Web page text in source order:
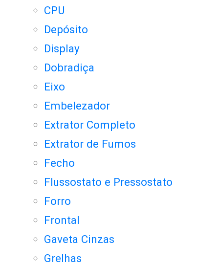
CPU
Depósito
Display
Dobradiça
Eixo
Embelezador
Extrator Completo
Extrator de Fumos
Fecho
Flussostato e Pressostato
Forro
Frontal
Gaveta Cinzas
Grelhas